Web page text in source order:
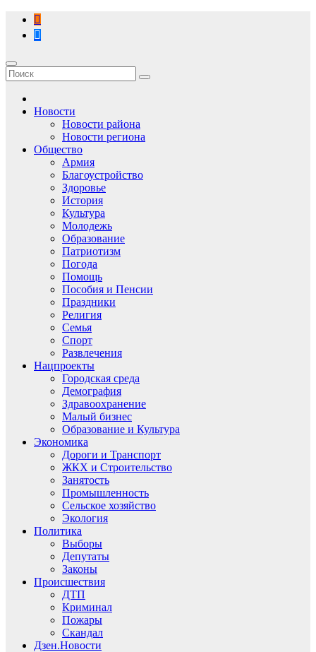
Перейти
содержимому
Новости
Новости района
Новости региона
Общество
Армия
Благоустройство
Здоровье
История
Культура
Молодежь
Образование
Патриотизм
Погода
Помощь
Пособия и Пенсии
Праздники
Религия
Семья
Спорт
Развлечения
Нацпроекты
Городская среда
Демография
Здравоохранение
Малый бизнес
Образование и Культура
Экономика
Дороги и Транспорт
ЖКХ и Строительство
Занятость
Промышленность
Сельское хозяйство
Экология
Политика
Выборы
Депутаты
Законы
Происшествия
ДТП
Криминал
Пожары
Скандал
Дзен.Новости